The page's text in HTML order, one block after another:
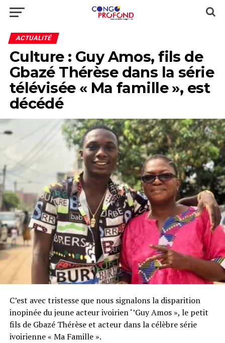
ACTUALITÉ
Culture : Guy Amos, fils de
Gbazé Thérèse dans la série
télévisée « Ma famille », est
décédé
C’est avec tristesse que nous signalons la disparition
inopinée du jeune acteur ivoirien ‘’Guy Amos », le petit
fils de Gbazé Thérèse et acteur dans la célèbre série
ivoirienne « Ma Famille ».